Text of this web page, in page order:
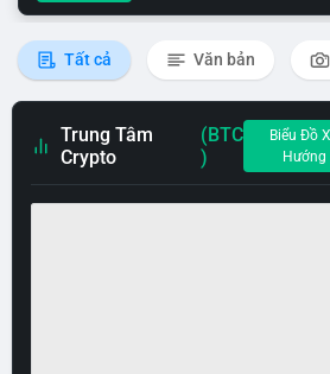
Tất cả Văn bản
Trung Tâm
Crypto
(BTC
)
Biểu Đồ
Hướng